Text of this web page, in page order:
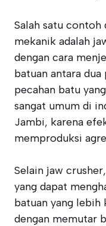
Salah satu contoh
mekanik adalah
dengan cara
batuan antara
pecahan batu
sangat umum di
Jambi, karena
memproduksi
Selain jaw
yang dapat
batuan yang lebih
dengan memutar